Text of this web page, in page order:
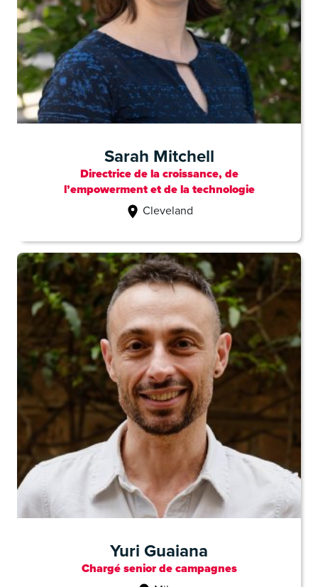
Sarah Mitchell
Directrice de la croissance, de
l’empowerment et de la technologie
Cleveland
Yuri Guaiana
Chargé senior de campagnes